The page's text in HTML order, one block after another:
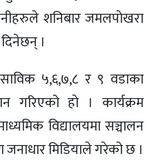
शनिबार जमलपाेखरा
।
साविक ५,६,७,८ र ९ वडाका
गरिएको हाे । कार्यक्रम
विद्यालयमा सञ्चालन
मिडियाले गरेको छ ।